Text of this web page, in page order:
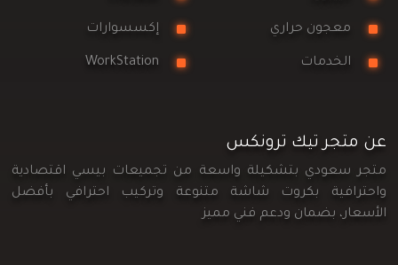
معجون حراري إكسسوارات
الخدمات WorkStation
عن متجر تيك ترونكس
متجر سعودي بتشكيلة واسعة من تجميعات بيسي اقتصادية
واحترافية بكروت شاشة متنوعة وتركيب احترافي بأفضل
الأسعار، بضمان ودعم فني مميز